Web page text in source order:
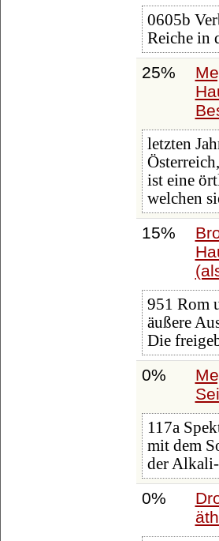
0605b
Reiche in
25%
letzten
ist eine
welchen
15%
951 Rom
äußere
Die
0%
117a
mit dem
der
0%